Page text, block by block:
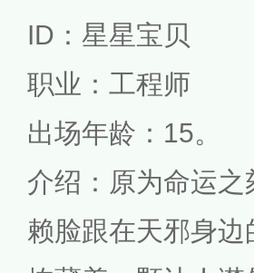
ID：星星宝贝
职业：工程师
出场年龄：15。
介绍：原为命运
赖脸跟在天邪身